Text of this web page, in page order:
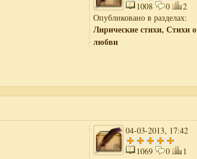
1008
0
2
Опубликовано в разделах:
Лирические стихи, Стихи о
любви
04-03-2013, 17:42
1069
0
1